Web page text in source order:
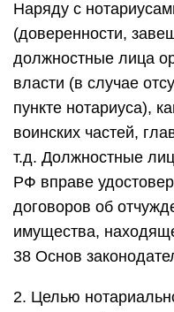
Наряду с
(доверенности,
должностные лица
власти (в случае
пункте нотариуса),
воинских частей,
т.д. Должностные
РФ вправе
договоров об
имущества,
38 Основ
2. Целью